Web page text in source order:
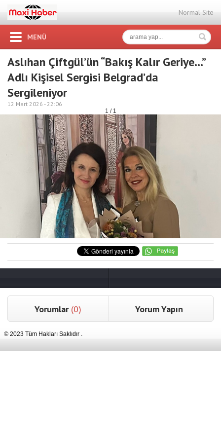
Normal Site
MENÜ
Aslıhan Çiftgül’ün “Bakış Kalır Geriye…”
Adlı Kişisel Sergisi Belgrad’da
Sergileniyor
12 Mart 2026 -22:06
1 / 1
Yorumlar (0) Yorum Yapın
© 2023 Tüm Hakları Saklıdır .